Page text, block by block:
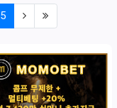
5(current)
(next)